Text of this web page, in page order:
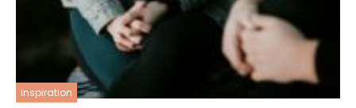
inspiration